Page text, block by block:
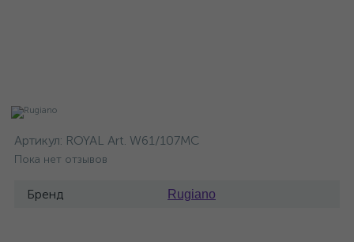
Артикул: ROYAL Art. W61/107MC
Пока нет отзывов
Бренд Rugiano